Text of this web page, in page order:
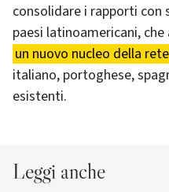
consolidare i rapporti
paesi latinoamericani,
un nuovo nucleo della rete
italiano, portoghese,
esistenti.
Leggi anche